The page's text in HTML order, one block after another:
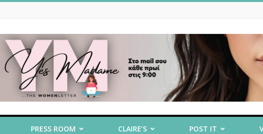
PRESS ROOM CLAIRE’S POST IT